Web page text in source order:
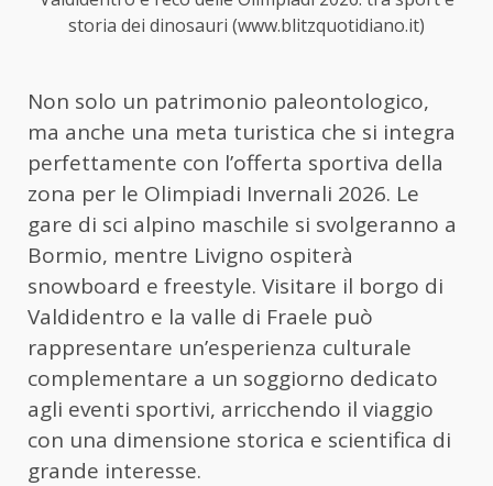
storia dei dinosauri (www.blitzquotidiano.it)
Non solo un patrimonio paleontologico,
ma anche una meta turistica che si integra
perfettamente con l’offerta sportiva della
zona per le Olimpiadi Invernali 2026. Le
gare di sci alpino maschile si svolgeranno a
Bormio, mentre Livigno ospiterà
snowboard e freestyle. Visitare il borgo di
Valdidentro e la valle di Fraele può
rappresentare un’esperienza culturale
complementare a un soggiorno dedicato
agli eventi sportivi, arricchendo il viaggio
con una dimensione storica e scientifica di
grande interesse.